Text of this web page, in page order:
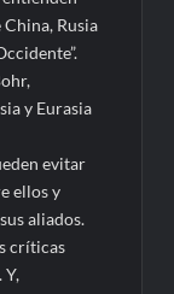
Rusia
y Eurasia
evitar
ellos y
aliados.
críticas
Y,